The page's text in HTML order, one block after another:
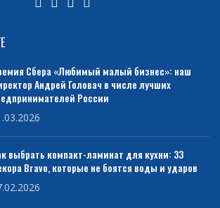
Сбера «Любимый малый бизнес»: наш
Андрей Головач в числе лучших
России
выбрать компакт-ламинат для кухни: 33
Bravo, которые не боятся воды и ударов